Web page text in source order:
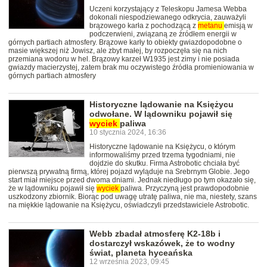
Uczeni korzystający z Teleskopu Jamesa Webba
dokonali niespodziewanego odkrycia, zauważyli
brązowego karła z pochodzącą z metanu emisją w
podczerwieni, związaną ze źródłem energii w
górnych partiach atmosfery. Brązowe karły to obiekty gwiazdopodobne o
masie większej niż Jowisz, ale zbyt małej, by rozpoczęła się na nich
przemiana wodoru w hel. Brązowy karzeł W1935 jest zimy i nie posiada
gwiazdy macierzystej, zatem brak mu oczywistego źródła promieniowania w
górnych partiach atmosfery
Historyczne lądowanie na Księżycu
odwołane. W lądowniku pojawił się
wyciek paliwa
10 stycznia 2024, 16:36
Historyczne lądowanie na Księżycu, o którym
informowaliśmy przed trzema tygodniami, nie
dojdzie do skutku. Firma Astrobotic chciała być
pierwszą prywatną firmą, której pojazd wyląduje na Srebrnym Globie. Jego
start miał miejsce przed dwoma dniami. Jednak niedługo po tym okazało się,
że w lądowniku pojawił się wyciek paliwa. Przyczyną jest prawdopodobnie
uszkodzony zbiornik. Biorąc pod uwagę utratę paliwa, nie ma, niestety, szans
na miękkie lądowanie na Księżycu, oświadczyli przedstawiciele Astrobotic.
Webb zbadał atmosferę K2-18b i
dostarczył wskazówek, że to wodny
świat, planeta hyceańska
12 września 2023, 09:45